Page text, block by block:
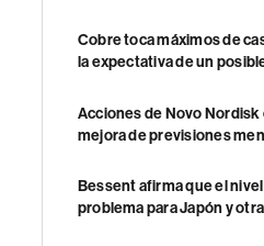
Cobre toca máximos de
la expectativa de un
Acciones de Novo Nordisk
mejora de previsiones
Bessent afirma que el
problema para Japón y